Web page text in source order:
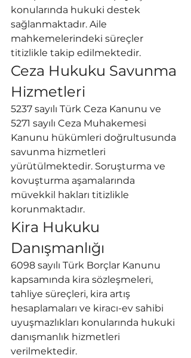
konularında hukuki destek
sağlanmaktadır. Aile
mahkemelerindeki süreçler
titizlikle takip edilmektedir.
Ceza Hukuku Savunma
Hizmetleri
5237 sayılı Türk Ceza Kanunu ve
5271 sayılı Ceza Muhakemesi
Kanunu hükümleri doğrultusunda
savunma hizmetleri
yürütülmektedir. Soruşturma ve
kovuşturma aşamalarında
müvekkil hakları titizlikle
korunmaktadır.
Kira Hukuku
Danışmanlığı
6098 sayılı Türk Borçlar Kanunu
kapsamında kira sözleşmeleri,
tahliye süreçleri, kira artış
hesaplamaları ve kiracı-ev sahibi
uyuşmazlıkları konularında hukuki
danışmanlık hizmetleri
verilmektedir.